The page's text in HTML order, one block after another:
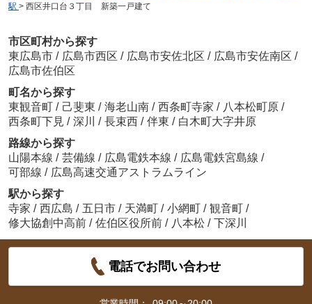
駅 > 西区井口台３丁目 新築一戸建て
市区町村から探す
東広島市 / 広島市西区 / 広島市安佐北区 / 広島市安佐南区 /
広島市佐伯区
町名から探す
東観音町 / 己斐東 / 海老山南 / 西条町寺家 / 八本松町原 /
西条町下見 / 深川 / 長束西 / 伴東 / 白木町大字井原
路線から探す
山陽本線 / 芸備線 / 広島電鉄本線 / 広島電鉄宮島線 /
可部線 / 広島高速交通アストラムライン
駅から探す
寺家 / 西広島 / 五日市 / 天満町 / 小網町 / 観音町 /
修大協創中高前 / 佐伯区役所前 / 八本松 / 下深川
電話でお問い合わせ